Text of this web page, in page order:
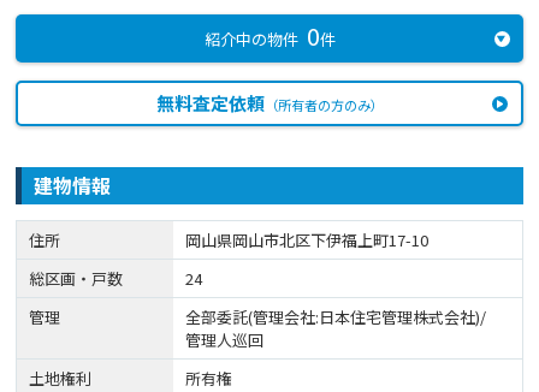
紹介中の物件 0件
無料査定依頼（所有者の方のみ）
建物情報
住所
岡山県岡山市北区下伊福上町17-10
総区画・戸数
24
管理
全部委託(管理会社:日本住宅管理株式会社)/
管理人巡回
土地権利
所有権